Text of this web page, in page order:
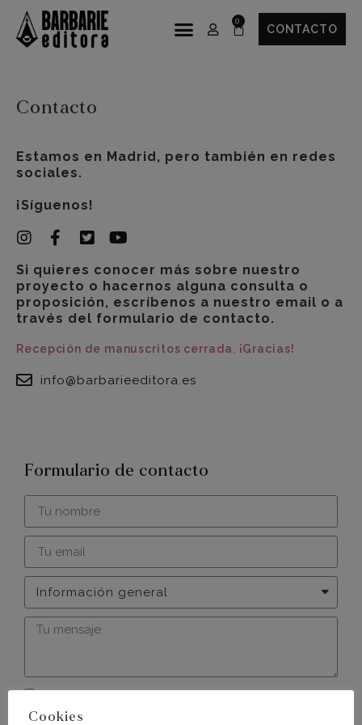
CONTACTO
Contacto
Estamos en Madrid, pero también en redes
sociales.
¡Síguenos!
Si quieres conocer más sobre nuestro
proyecto o hacernos alguna consulta o
proposición, escríbenos a nuestro email o a
través del formulario de contacto.
Recepción de manuscritos cerrada. ¡Gracias!
info@barbarieeditora.es
Formulario de contacto
Cookies